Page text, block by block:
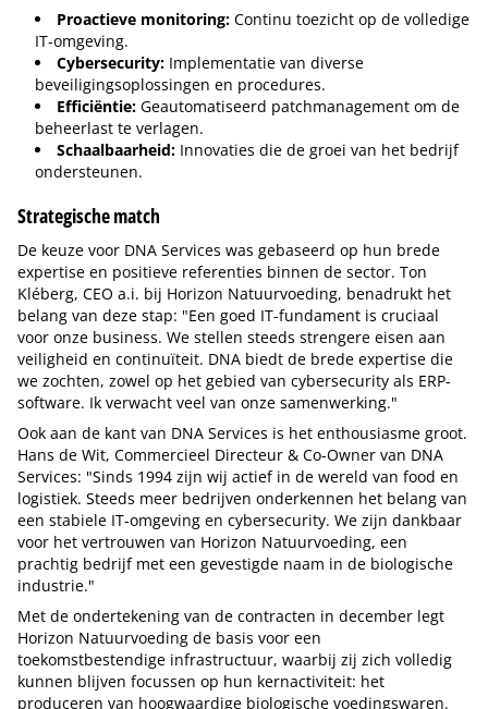
Proactieve monitoring: Continu toezicht op de volledige
IT-omgeving.
Cybersecurity: Implementatie van diverse
beveiligingsoplossingen en procedures.
Efficiëntie: Geautomatiseerd patchmanagement om de
beheerlast te verlagen.
Schaalbaarheid: Innovaties die de groei van het bedrijf
ondersteunen.
Strategische match
De keuze voor DNA Services was gebaseerd op hun brede
expertise en positieve referenties binnen de sector. Ton
Kléberg, CEO a.i. bij Horizon Natuurvoeding, benadrukt het
belang van deze stap: "Een goed IT-fundament is cruciaal
voor onze business. We stellen steeds strengere eisen aan
veiligheid en continuïteit. DNA biedt de brede expertise die
we zochten, zowel op het gebied van cybersecurity als ERP-
software. Ik verwacht veel van onze samenwerking."
Ook aan de kant van DNA Services is het enthousiasme groot.
Hans de Wit, Commercieel Directeur & Co-Owner van DNA
Services: "Sinds 1994 zijn wij actief in de wereld van food en
logistiek. Steeds meer bedrijven onderkennen het belang van
een stabiele IT-omgeving en cybersecurity. We zijn dankbaar
voor het vertrouwen van Horizon Natuurvoeding, een
prachtig bedrijf met een gevestigde naam in de biologische
industrie."
Met de ondertekening van de contracten in december legt
Horizon Natuurvoeding de basis voor een
toekomstbestendige infrastructuur, waarbij zij zich volledig
kunnen blijven focussen op hun kernactiviteit: het
produceren van hoogwaardige biologische voedingswaren.